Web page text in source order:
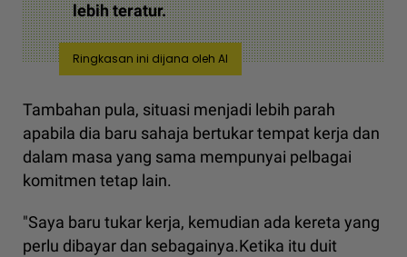
lebih teratur.
Ringkasan ini dijana oleh AI
Tambahan pula, situasi menjadi lebih parah
apabila dia baru sahaja bertukar tempat kerja dan
dalam masa yang sama mempunyai pelbagai
komitmen tetap lain.
"Saya baru tukar kerja, kemudian ada kereta yang
perlu dibayar dan sebagainya.Ketika itu duit